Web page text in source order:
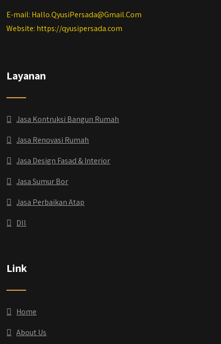
E-mail: Hallo.QyusiPersada@Gmail.Com
Website: https://qyusipersada.com
Layanan
Jasa Kontruksi Bangun Rumah
Jasa Renovasi Rumah
Jasa Design Fasad & Interior
Jasa Sumur Bor
Jasa Perbaikan Atap
Dll
Link
Home
About Us